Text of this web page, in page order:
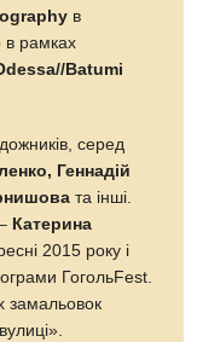
в
в рамках
Batumi
серед
Геннадій
та інші.
Катерина
2015 року і
ГогольFest.
замальовок